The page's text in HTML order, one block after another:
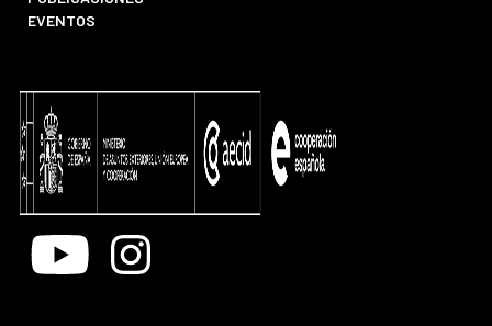
EVENTOS
Youtube Instagram